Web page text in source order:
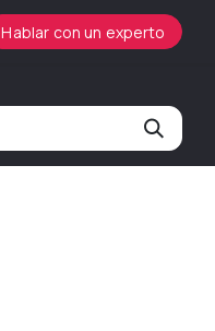
Hablar con un experto